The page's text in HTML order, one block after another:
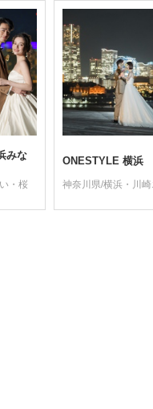
みな
・桜
ONESTYLE 横浜
神奈川県/横浜・川